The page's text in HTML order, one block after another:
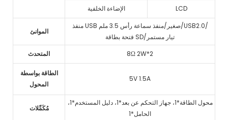
الإضاءة الخلفية LCD
الموانئ
منفذ USB صغير/منفذ سماعة رأس 3.5 ملم/USB2.0/
فتحة بطاقة SD/تيار مستمر
المتحدث
8Ω 2W*2
الطاقة بواسطة
المحول
5V 1.5A
مُكَمِّلات
محول الطاقة*1، جهاز التحكم عن بعد*1، دليل المستخدم*1،
الحامل*1